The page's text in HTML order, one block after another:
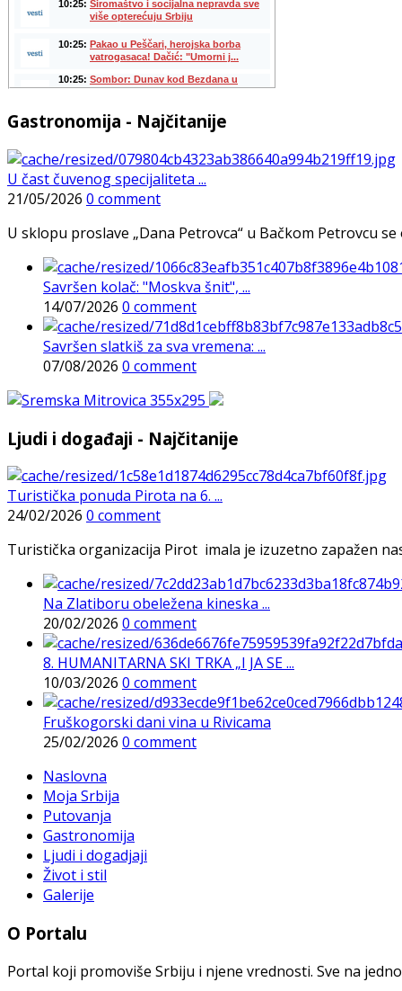
Gastronomija - Najčitanije
U čast čuvenog specijaliteta ...
21/05/2026 0 comment
U sklopu proslave „Dana Petrovca“ u Bačkom Petrovcu
Savršen kolač: "Moskva šnit", ...
14/07/2026 0 comment
Savršen slatkiš za sva vremena: ...
07/08/2026 0 comment
Ljudi i događaji - Najčitanije
Turistička ponuda Pirota na 6. ...
24/02/2026 0 comment
Turistička organizacija Pirot imala je izuzetno zapažen
Na Zlatiboru obeležena kineska ...
20/02/2026 0 comment
8. HUMANITARNA SKI TRKA „I JA SE ...
10/03/2026 0 comment
Fruškogorski dani vina u Rivicama
25/02/2026 0 comment
Naslovna
Moja Srbija
Putovanja
Gastronomija
Ljudi i dogadjaji
Život i stil
Galerije
O Portalu
Portal koji promoviše Srbiju i njene vrednosti. Sve na